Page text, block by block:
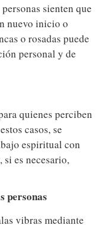
sienten que
nuevo inicio o
o rosadas puede
personal y de
quienes perciben
casos, se
espiritual con
es necesario,
personas
vibras mediante